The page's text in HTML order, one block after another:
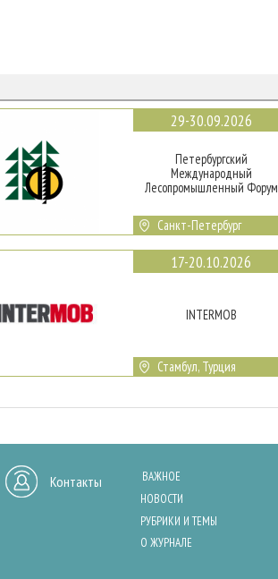
29-30.09.2026
Петербургский
Международный
Лесопромышленный Форум
Санкт-Петербург
17-20.10.2026
INTERMOB
Стамбул, Турция
Контакты
ВАЖНОЕ
НОВОСТИ
РУБРИКИ И ТЕМЫ
О ЖУРНАЛЕ